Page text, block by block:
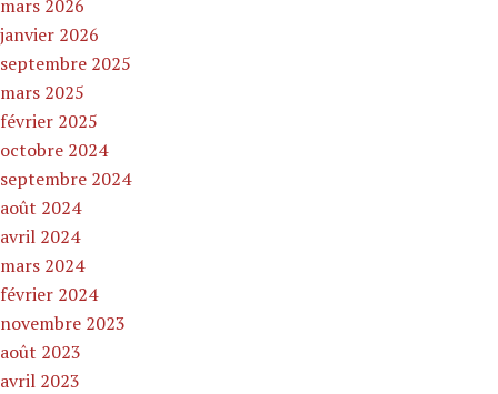
mars 2026
janvier 2026
septembre 2025
mars 2025
février 2025
octobre 2024
septembre 2024
août 2024
avril 2024
mars 2024
février 2024
novembre 2023
août 2023
avril 2023